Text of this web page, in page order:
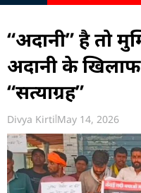
“अदानी” है तो
अदानी के
“सत्याग्रह”
Divya Kirti May 14, 2026